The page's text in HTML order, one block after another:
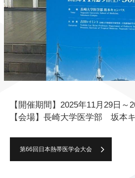
【開催期間】2025年11月29日～
【会場】長崎大学医学部 坂本
第66回日本熱帯医学会大会